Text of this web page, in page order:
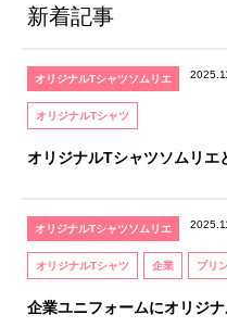
新着記事
オリジナルTシャツソムリエ
オリジナルTシャツ
オリジナルTシャツソムリ
オリジナルTシャツソムリエ
オリジナルTシャツ 企業 プリ
企業ユニフォームにオリジ